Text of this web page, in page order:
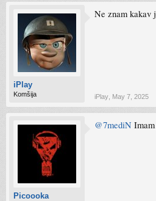
iPlay
Komšija
Ne znam kakav
iPlay May 7, 2025
Picoooka
@7mediN